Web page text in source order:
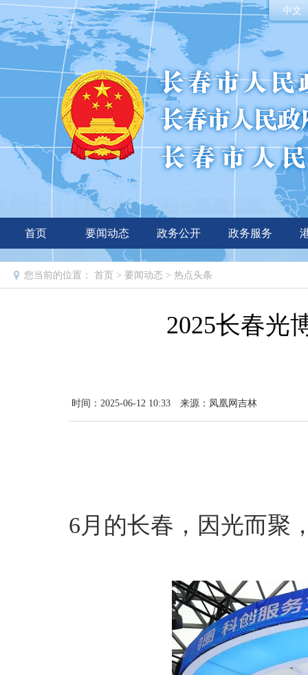
中文
首页 要闻动态 政务公开 政务服务
您当前的位置： 首页 > 要闻动态 > 热点头条
2025长春光
时间：2025-06-12 10:33 来源：凤凰网吉林
6月的长春，因光而聚